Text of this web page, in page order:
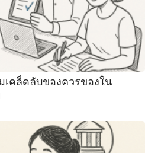
คล็ดลับของควรของใน